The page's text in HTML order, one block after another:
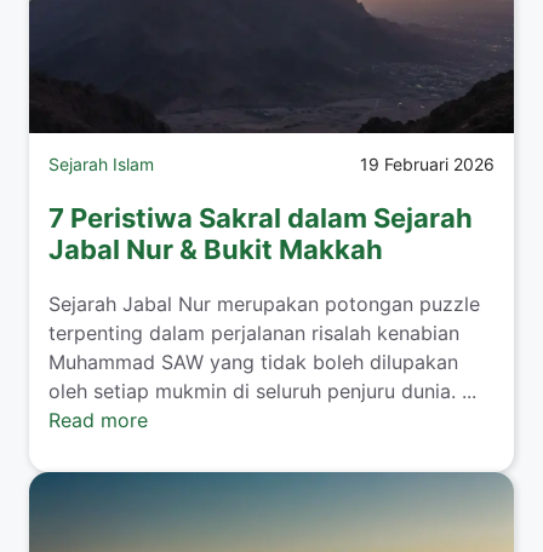
Sejarah Islam 19 Februari 2026
7 Peristiwa Sakral dalam Sejarah
Jabal Nur & Bukit Makkah
Sejarah Jabal Nur merupakan potongan puzzle
terpenting dalam perjalanan risalah kenabian
Muhammad SAW yang tidak boleh dilupakan
oleh setiap mukmin di seluruh penjuru dunia. ...
Read more